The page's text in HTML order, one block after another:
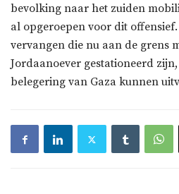
bevolking naar het zuiden
al opgeroepen voor dit
vervangen die nu aan de grens
Jordaanoever gestationeerd
belegering van Gaza kunnen